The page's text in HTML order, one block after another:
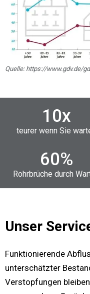
Quelle: https://www.gdv.de/
10x
teurer wenn Sie
60%
Rohrbrüche durch
Unser
Funktionierende
unterschätzter
Verstopfungen